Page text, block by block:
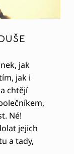
jak
jak i
chtějí
Né!
jejich
a tady,